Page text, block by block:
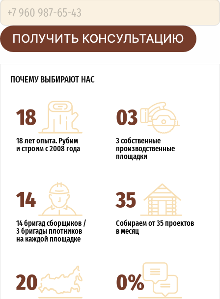
ПОЛУЧИТЬ КОНСУЛЬТАЦИЮ
ПОЧЕМУ ВЫБИРАЮТ НАС
18
18 лет опыта. Рубим
и строим с 2008 года
03
3 собственные
производственные
площадки
14
14 бригад сборщиков /
3 бригады плотников
на каждой площадке
35
Собираем от 35 проектов
в месяц
20 0%